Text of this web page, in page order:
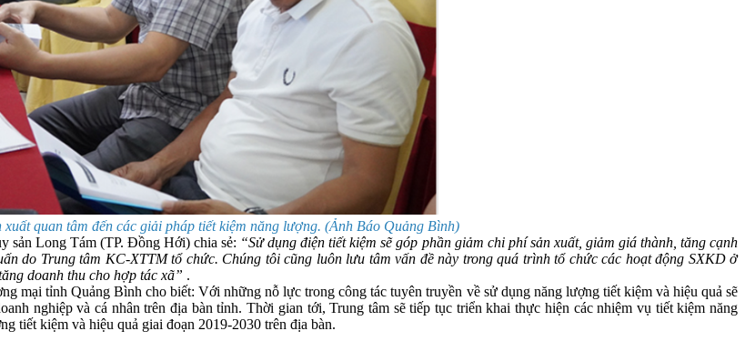
xuất quan tâm đến các giải pháp tiết kiệm năng lượng. (Ảnh Báo Quảng Bình)
sản Long Tám (TP. Đồng Hới) chia sẻ: “Sử dụng điện tiết kiệm sẽ góp phần giảm chi phí sản xuất, giảm giá thành, tăng cạnh
do Trung tâm KC-XTTM tổ chức. Chúng tôi cũng luôn lưu tâm vấn đề này trong quá trình tổ chức các hoạt động SXKD ở
doanh thu cho hợp tác xã” .
mại tỉnh Quảng Bình cho biết: Với những nỗ lực trong công tác tuyên truyền về sử dụng năng lượng tiết kiệm và hiệu quả sẽ
nghiệp và cá nhân trên địa bàn tỉnh. Thời gian tới, Trung tâm sẽ tiếp tục triển khai thực hiện các nhiệm vụ tiết kiệm năng
tiết kiệm và hiệu quả giai đoạn 2019-2030 trên địa bàn.